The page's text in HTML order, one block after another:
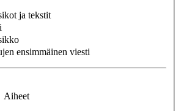
ja tekstit
ensimmäinen viesti
Aiheet